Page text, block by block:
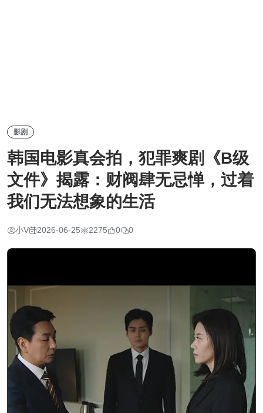
影剧
韩国电影真会拍，犯罪爽剧《B级
文件》揭露：财阀肆无忌惮，过着
我们无法想象的生活
小V 2026-06-25 2275 0 0